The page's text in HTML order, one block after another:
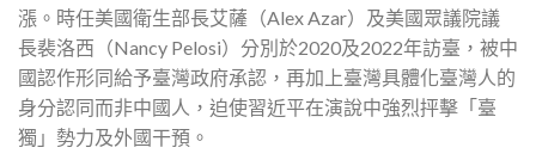
漲。時任美國衛生部長艾薩（Alex Azar）及美國眾議院議
長裴洛西（Nancy Pelosi）分別於2020及2022年訪臺，被中
國認作形同給予臺灣政府承認，再加上臺灣具體化臺灣人的
身分認同而非中國人，迫使習近平在演說中強烈抨擊「臺
獨」勢力及外國干預。